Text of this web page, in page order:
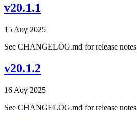
v20.1.1
15 Αυγ 2025
See CHANGELOG.md for release notes
v20.1.2
16 Αυγ 2025
See CHANGELOG.md for release notes